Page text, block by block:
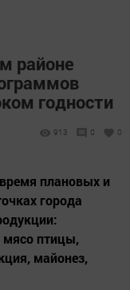
районе
годности
913 0 0
плановых и
города
мясо птицы,
майонез,